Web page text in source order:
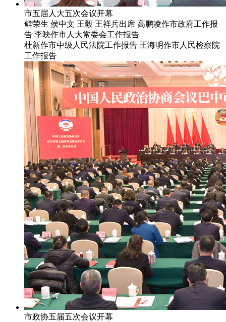
市五届人大五次会议开幕
鲜荣生 侯中文 王毅 王祥兵出席 高鹏凌作市政府工作报
告 李映作市人大常委会工作报告
杜新作市中级人民法院工作报告 王海明作市人民检察院
工作报告
市政协五届五次会议开幕